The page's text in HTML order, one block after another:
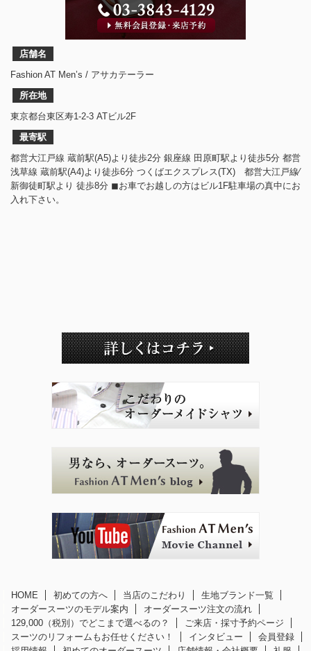
店舗名
Fashion AT Men’s / アサカテーラー
所在地
東京都台東区寿1-2-3 ATビル2F
最寄駅
都営大江戸線 蔵前駅(A5)より徒歩2分 銀座線 田原町駅より徒歩5分 都営
浅草線 蔵前駅(A4)より徒歩6分 つくばエクスプレス(TX) 都営大江戸線⁄
新御徒町駅より 徒歩8分 ◼︎お車でお越しの方はビル1F駐車場の真中にお
入れ下さい。
HOME 初めての方へ 当店のこだわり
生地ブランド一覧
オーダースーツのモデル案内
オーダースーツ注文の流れ
129,000（税別）でどこまで選べるの？
ご来店・採寸予約ページ
スーツのリフォームもお任せください！
インタビュー
会員登録